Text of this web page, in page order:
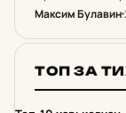
Максим Булавин
ТОП ЗА
1